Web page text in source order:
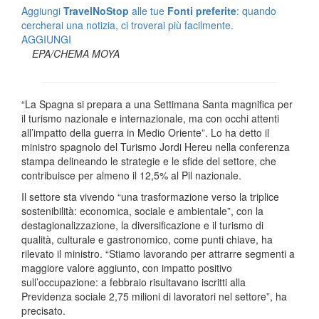
Aggiungi TravelNoStop alle tue Fonti preferite: quando
cercherai una notizia, ci troverai più facilmente.
AGGIUNGI
EPA/CHEMA MOYA
“La Spagna si prepara a una Settimana Santa magnifica per
il turismo nazionale e internazionale, ma con occhi attenti
all’impatto della guerra in Medio Oriente”. Lo ha detto il
ministro spagnolo del Turismo Jordi Hereu nella conferenza
stampa delineando le strategie e le sfide del settore, che
contribuisce per almeno il 12,5% al Pil nazionale.
Il settore sta vivendo “una trasformazione verso la triplice
sostenibilità: economica, sociale e ambientale”, con la
destagionalizzazione, la diversificazione e il turismo di
qualità, culturale e gastronomico, come punti chiave, ha
rilevato il ministro. “Stiamo lavorando per attrarre segmenti a
maggiore valore aggiunto, con impatto positivo
sull’occupazione: a febbraio risultavano iscritti alla
Previdenza sociale 2,75 milioni di lavoratori nel settore”, ha
precisato.